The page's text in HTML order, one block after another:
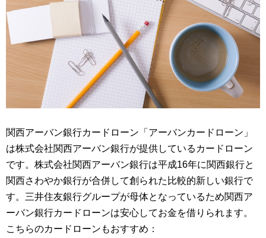
関西アーバン銀行カードローン「アーバンカードローン」
は株式会社関西アーバン銀行が提供しているカードローン
です。株式会社関西アーバン銀行は平成16年に関西銀行と
関西さわやか銀行が合併して創られた比較的新しい銀行で
す。三井住友銀行グループが母体となっているため関西ア
ーバン銀行カードローンは安心してお金を借りられます。
こちらのカードローンもおすすめ：